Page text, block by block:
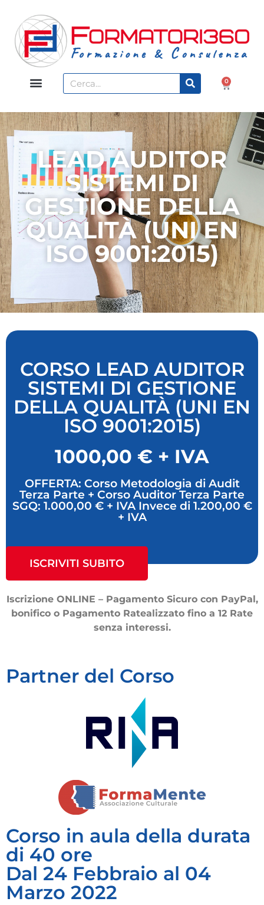
0
LEAD AUDITOR
SISTEMI DI
GESTIONE DELLA
QUALITÀ (UNI EN
ISO 9001:2015)
CORSO LEAD AUDITOR
SISTEMI DI GESTIONE
DELLA QUALITÀ (UNI EN
ISO 9001:2015)
1000,00 € + IVA
OFFERTA: Corso Metodologia di Audit
Terza Parte + Corso Auditor Terza Parte
SGQ: 1.000,00 € + IVA Invece di 1.200,00 €
+ IVA
ISCRIVITI SUBITO
Iscrizione ONLINE – Pagamento Sicuro con PayPal,
bonifico o Pagamento Ratealizzato fino a 12 Rate
senza interessi.
Partner del Corso
Corso in aula della durata
di 40 ore
Dal 24 Febbraio al 04
Marzo 2022